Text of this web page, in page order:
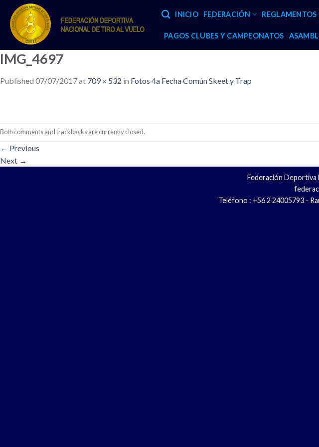
content
INICIO FEDERACIÓN REGLAMENTOS
PAGOS CLUBES Y CAMPEONATOS
IMG_4697
Published 07/07/2017at 709 × 532 in Fotos 4a Fecha Común Skeet y Trap
Both comments and trackbacks are currently closed.
← Previous
Next →
Federación Deportiva
Teléfono : +56 2 24005793 -